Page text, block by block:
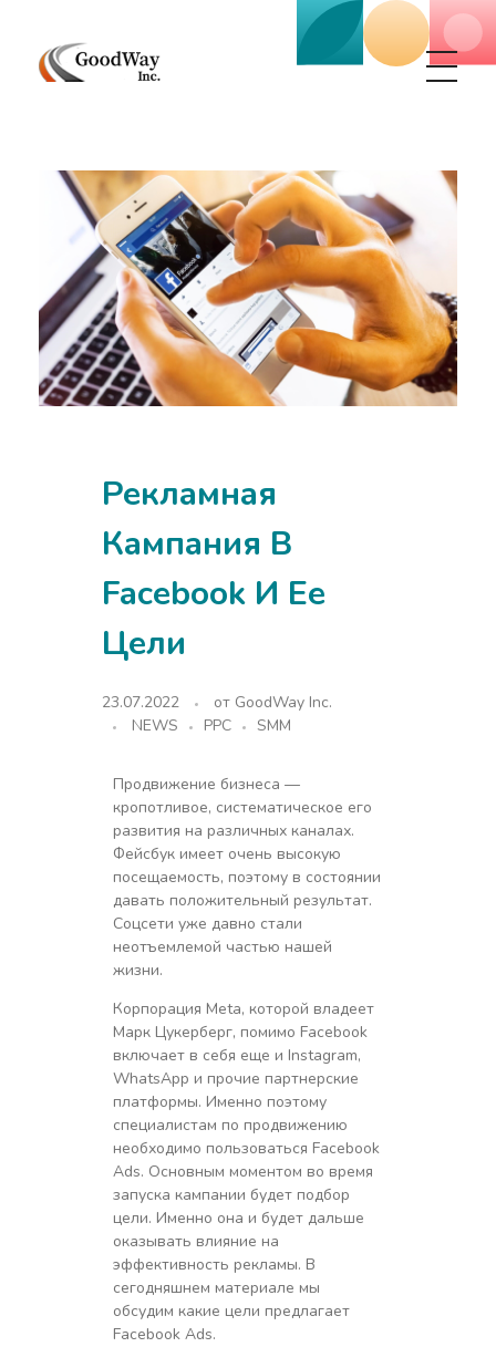
Рекламная
Кампания В
Facebook И Ее
Цели
23.07.2022 от GoodWay Inc.
NEWS
PPC SMM
Продвижение бизнеса —
кропотливое, систематическое его
развития на различных каналах.
Фейсбук имеет очень высокую
посещаемость, поэтому в состоянии
давать положительный результат.
Соцсети уже давно стали
неотъемлемой частью нашей
жизни.
Корпорация Meta, которой владеет
Марк Цукерберг, помимо Facebook
включает в себя еще и Instagram,
WhatsApp и прочие партнерские
платформы. Именно поэтому
специалистам по продвижению
необходимо пользоваться Facebook
Ads. Основным моментом во время
запуска кампании будет подбор
цели. Именно она и будет дальше
оказывать влияние на
эффективность рекламы. В
сегодняшнем материале мы
обсудим какие цели предлагает
Facebook Ads.